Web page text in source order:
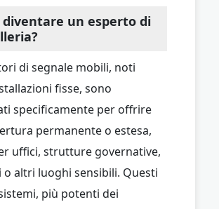
diventare un esperto di
di segnale mobili, noti
fisse, sono
specificamente per offrire
permanente o estesa,
uffici, strutture governative,
o altri luoghi sensibili. Questi
più potenti dei